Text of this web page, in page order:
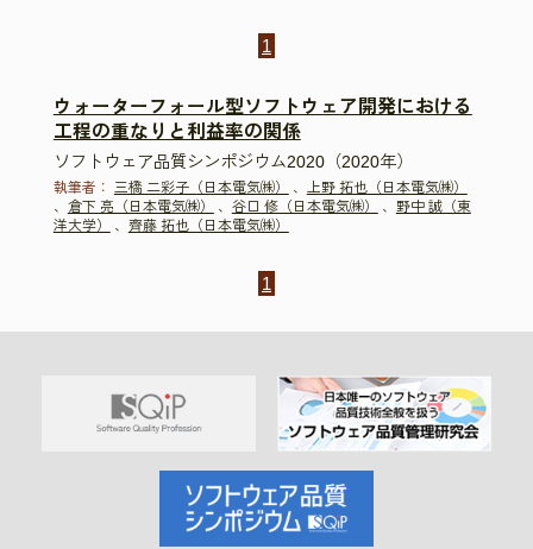
1
ウォーターフォール型ソフトウェア開発における
工程の重なりと利益率の関係
ソフトウェア品質シンポジウム2020（2020年）
執筆者： 三橋 二彩子（日本電気㈱） 、 上野 拓也（日本電気㈱）
、 倉下 亮（日本電気㈱） 、 谷口 修（日本電気㈱） 、 野中 誠（東
洋大学）
、 齊藤 拓也（日本電気㈱）
1